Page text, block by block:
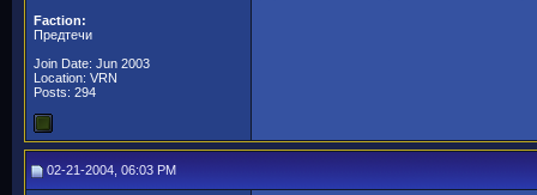
Faction:
Предтечи
Join Date: Jun 2003
Location: VRN
Posts: 294
02-21-2004, 06:03 PM